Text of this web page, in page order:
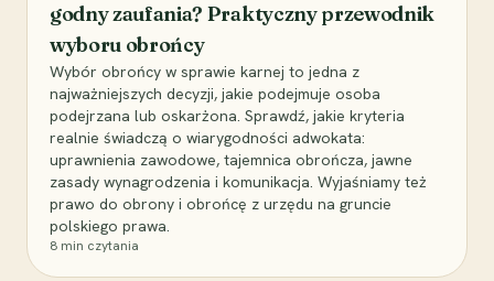
godny zaufania? Praktyczny przewodnik
wyboru obrońcy
Wybór obrońcy w sprawie karnej to jedna z
najważniejszych decyzji, jakie podejmuje osoba
podejrzana lub oskarżona. Sprawdź, jakie kryteria
realnie świadczą o wiarygodności adwokata:
uprawnienia zawodowe, tajemnica obrończa, jawne
zasady wynagrodzenia i komunikacja. Wyjaśniamy też
prawo do obrony i obrońcę z urzędu na gruncie
polskiego prawa.
8 min czytania